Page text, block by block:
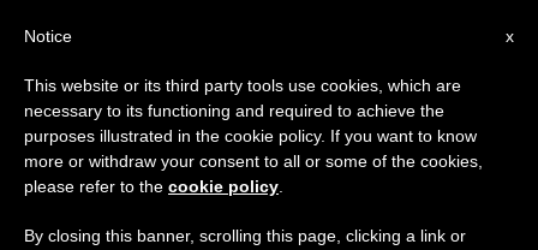
x
Notice
This website or its third party tools use cookies, which are
necessary to its functioning and required to achieve the
purposes illustrated in the cookie policy. If you want to know
more or withdraw your consent to all or some of the cookies,
please refer to the cookie policy
By closing this banner, scrolling this page, clicking a link or